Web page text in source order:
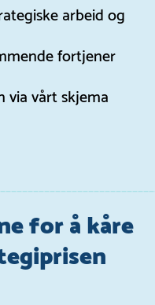
arbeid og
fortjener
via vårt skjema
for å kåre